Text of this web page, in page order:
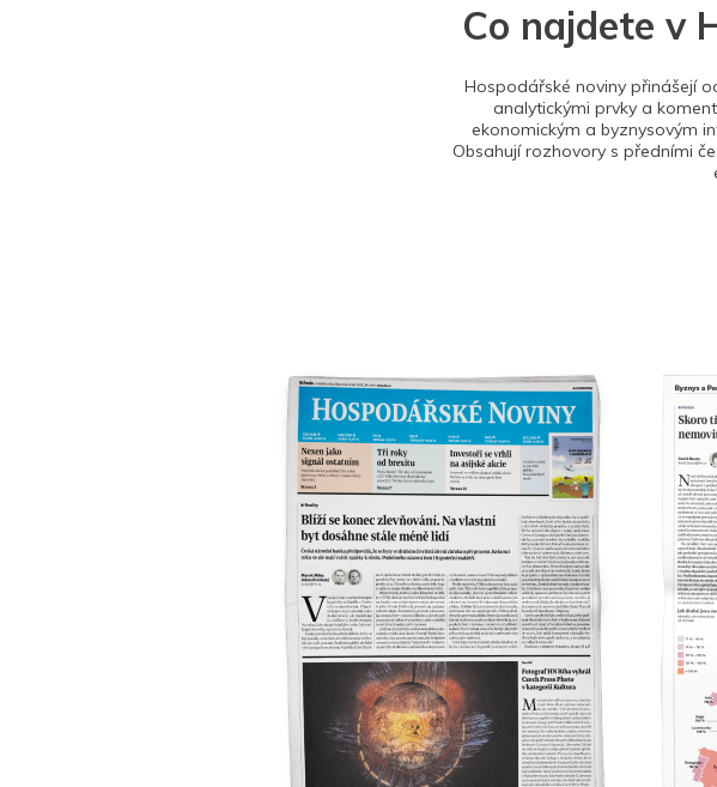
Co najdete v
Hospodářské noviny přinášejí
analytickými prvky a
ekonomickým a byznysovým
Obsahují rozhovory s předními